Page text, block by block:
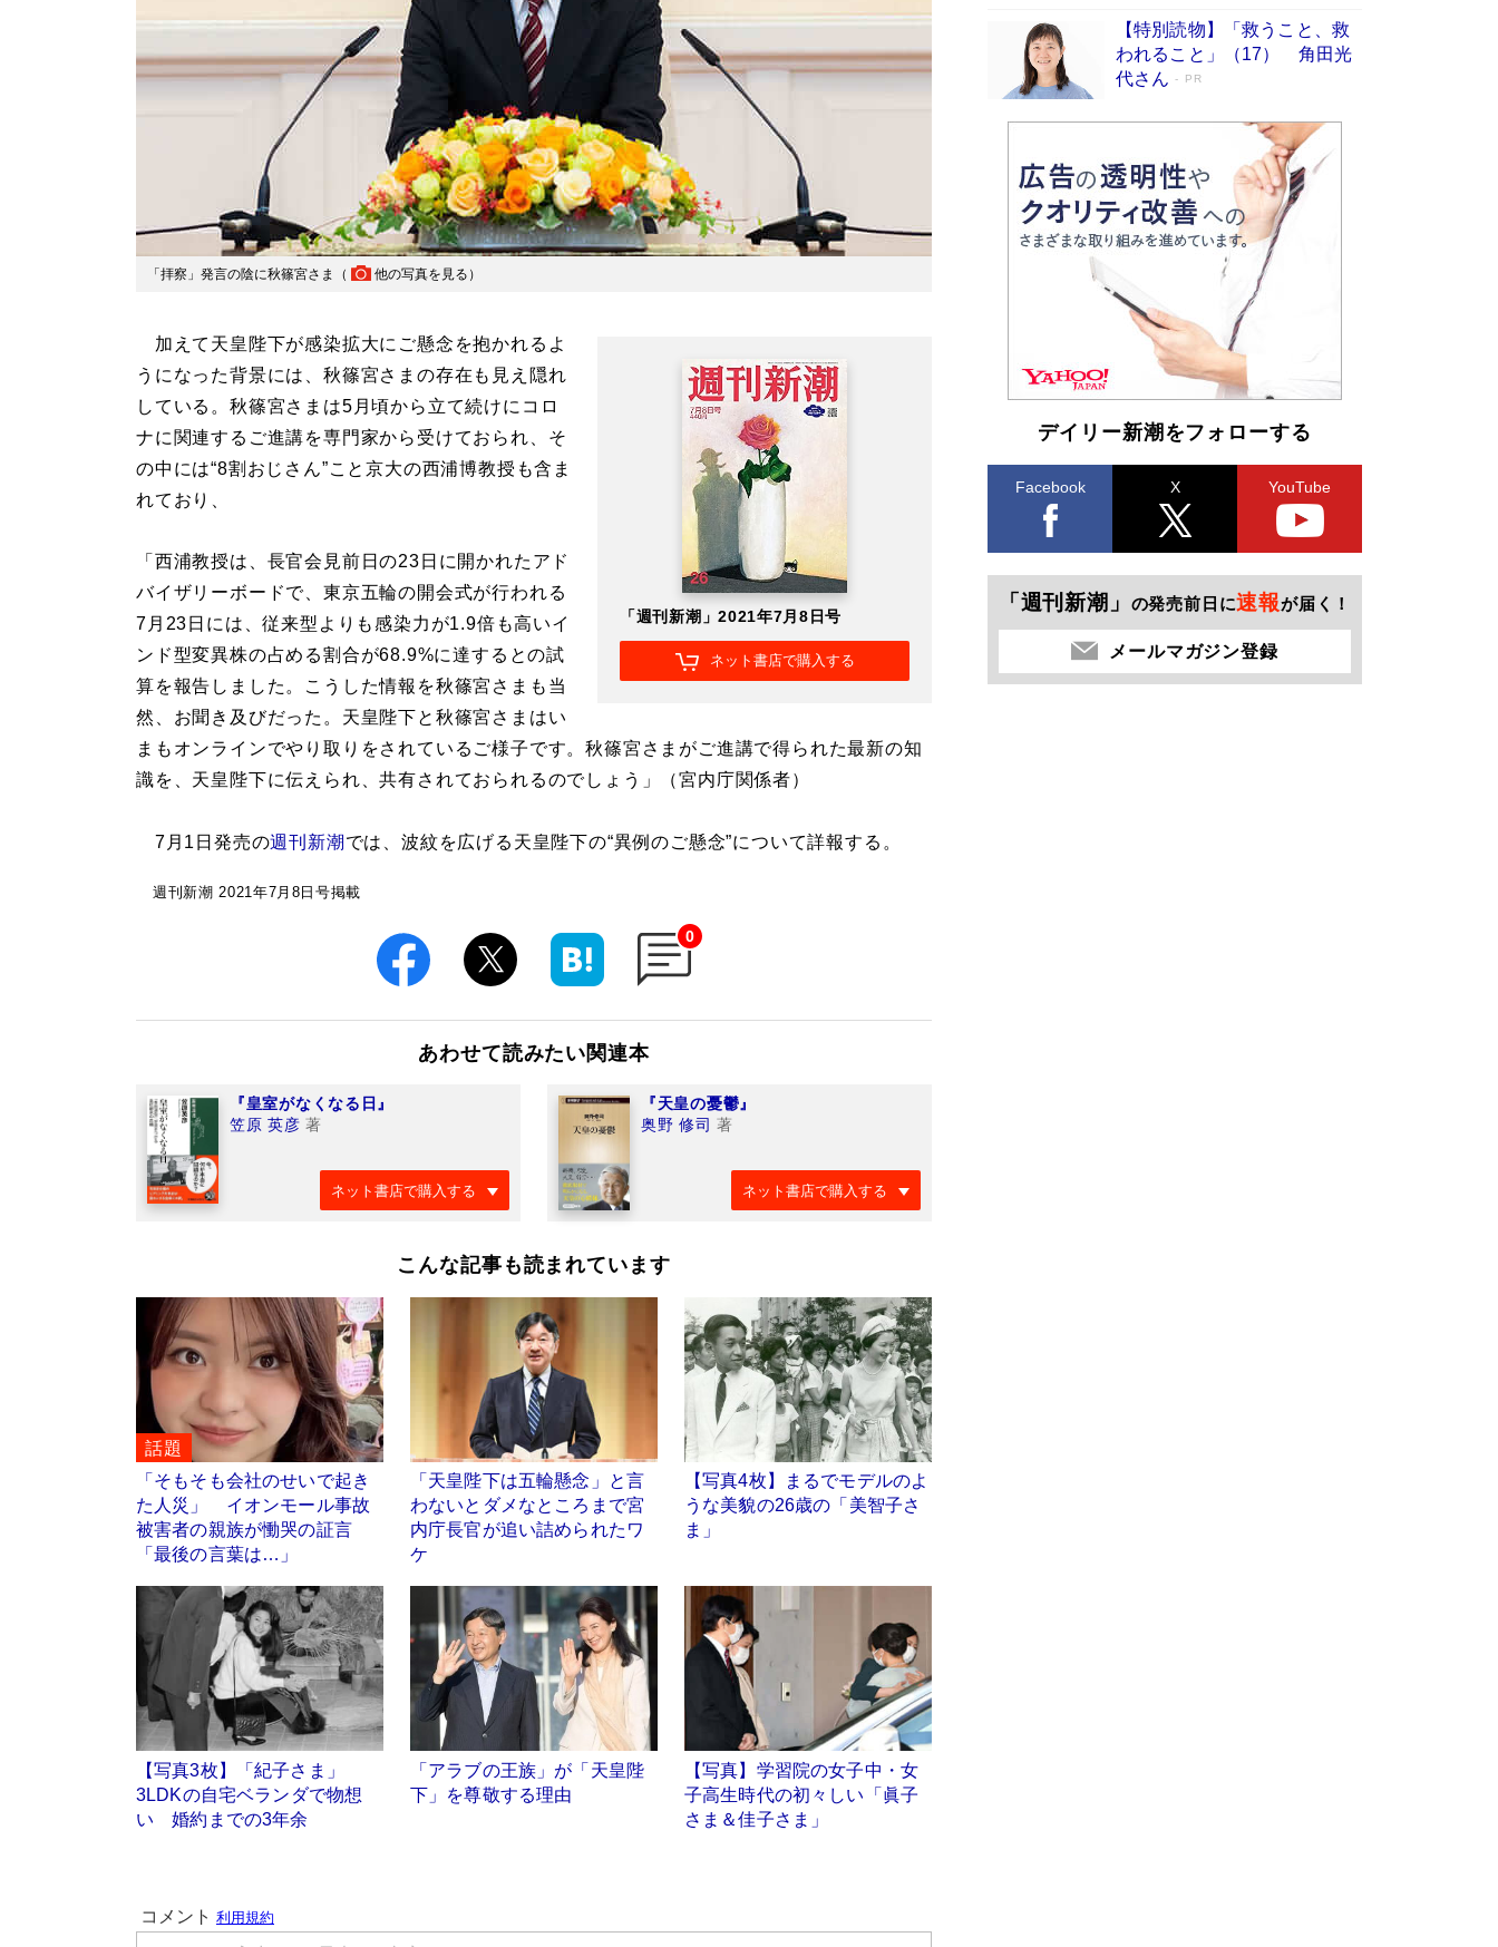
「拝察」発言の陰に秋篠宮さま（ 他の写真を見る ）
「週刊新潮」2021年7月8日号
ネット書店で購入する
加えて天皇陛下が感染拡大にご懸念を抱かれるよ
うになった背景には、秋篠宮さまの存在も見え隠れ
している。秋篠宮さまは5月頃から立て続けにコロ
ナに関連するご進講を専門家から受けておられ、そ
の中には“8割おじさん”こと京大の西浦博教授も含ま
れており、
「西浦教授は、長官会見前日の23日に開かれたアド
バイザリーボードで、東京五輪の開会式が行われる
7月23日には、従来型よりも感染力が1.9倍も高いイ
ンド型変異株の占める割合が68.9%に達するとの試
算を報告しました。こうした情報を秋篠宮さまも当
然、お聞き及びだった。天皇陛下と秋篠宮さまはい
まもオンラインでやり取りをされているご様子です。秋篠宮さまがご進講で得られた最新の知
識を、天皇陛下に伝えられ、共有されておられるのでしょう」（宮内庁関係者）
7月1日発売の週刊新潮 では、波紋を広げる天皇陛下の“異例のご懸念”について詳報する。
週刊新潮 2021年7月8日号掲載
0
あわせて読みたい関連本
『皇室がなくなる日』
笠原 英彦 著
ネット書店で購入する
『天皇の憂鬱』
奥野 修司 著
ネット書店で購入する
こんな記事も読まれています
話題
「そもそも会社のせいで起き
た人災」 イオンモール事故
被害者の親族が慟哭の証言
「最後の言葉は…」
「天皇陛下は五輪懸念」と言
わないとダメなところまで宮
内庁長官が追い詰められたワ
ケ
【写真4枚】まるでモデルのよ
うな美貌の26歳の「美智子さ
ま」
【写真3枚】「紀子さま」
3LDKの自宅ベランダで物想
い 婚約までの3年余
「アラブの王族」が「天皇陛
下」を尊敬する理由
【写真】学習院の女子中・女
子高生時代の初々しい「眞子
さま＆佳子さま」
【特別読物】「救うこと、救
われること」（17） 角田光
代さん
PR
デイリー新潮をフォローする
Facebook X YouTube
「週刊新潮」 の発売前日に速報が届く！
メールマガジン登録